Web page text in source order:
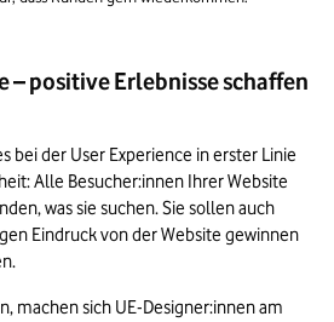
– positive Erlebnisse schaffen
bei der User Experience in erster Linie
Alle Besucher:innen Ihrer Website
was sie suchen. Sie sollen auch
Eindruck von der Website gewinnen
machen sich UE-Designer:innen am